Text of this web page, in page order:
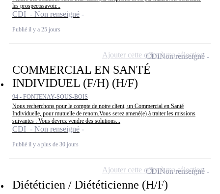
les prospectssavoir...
CDI - Non renseigné
Publié il y a 25 jours
COMMERCIAL EN SANTÉ
INDIVIDUEL (F/H) (H/F)
94 - FONTENAY-SOUS-BOIS
Nous recherchons pour le compte de notre client, un Commercial en Santé
Individuelle, pour mutuelle de renom.Vous serez amené(e) à traiter les missions
suivantes : Vous devrez vendre des solutions...
CDI - Non renseigné
Publié il y a plus de 30 jours
CDINon renseigné
Ajouter cette offre à ma sélection
Diététicien / Diététicienne (H/F)
CDINon renseigné
Ajouter cette offre à ma sélection